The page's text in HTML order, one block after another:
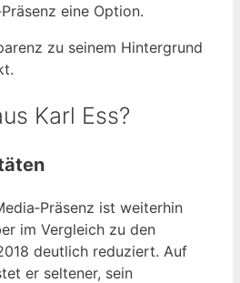
eine Option.
zu seinem Hintergrund
Karl Ess?
ist weiterhin
im Vergleich zu den
deutlich reduziert. Auf
er seltener, sein